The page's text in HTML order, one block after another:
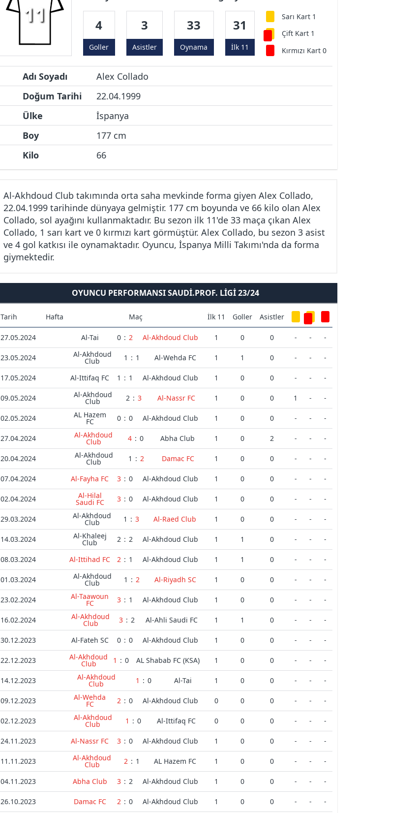
11 4
Goller
3
Asistler
33
Oynama
31
İlk 11
Sarı Kart 1
Çift Kart 1
Kırmızı Kart 0
Adı Soyadı
Alex Collado
Doğum Tarihi
22.04.1999
Ülke
İspanya
Boy
177 cm
Kilo
66
Al-Akhdoud Club takımında orta saha mevkinde forma giyen Alex Collado,
22.04.1999 tarihinde dünyaya gelmiştir. 177 cm boyunda ve 66 kilo olan Alex
Collado, sol ayağını kullanmaktadır. Bu sezon ilk 11'de 33 maça çıkan Alex
Collado, 1 sarı kart ve 0 kırmızı kart görmüştür. Alex Collado, bu sezon 3 asist
ve 4 gol katkısı ile oynamaktadır. Oyuncu, İspanya Milli Takımı'nda da forma
giymektedir.
OYUNCU PERFORMANSI SAUDI.PROF. LIGI 23/24
Tarih Hafta Maç İlk 11 Goller Asistler
27.05.2024 Al-Tai 0 : 2 Al-Akhdoud Club 1 0 0 - - -
23.05.2024 Al-Akhdoud
Club 1 : 1 Al-Wehda FC 1 1 0 - - -
17.05.2024 Al-Ittifaq FC 1 : 1 Al-Akhdoud Club 1 0 0 - - -
09.05.2024 Al-Akhdoud
Club 2 : 3 Al-Nassr FC 1 0 0 1 - -
02.05.2024 AL Hazem
FC 0 : 0 Al-Akhdoud Club 1 0 0 - - -
27.04.2024 Al-Akhdoud
Club 4 : 0 Abha Club 1 0 2 - - -
20.04.2024 Al-Akhdoud
Club 1 : 2 Damac FC 1 0 0 - - -
07.04.2024 Al-Fayha FC 3 : 0 Al-Akhdoud Club 1 0 0 - - -
02.04.2024 Al-Hilal
Saudi FC 3 : 0 Al-Akhdoud Club 1 0 0 - - -
29.03.2024 Al-Akhdoud
Club 1 : 3 Al-Raed Club 1 0 0 - - -
14.03.2024 Al-Khaleej
Club 2 : 2 Al-Akhdoud Club 1 1 0 - - -
08.03.2024 Al-Ittihad FC 2 : 1 Al-Akhdoud Club 1 1 0 - - -
01.03.2024 Al-Akhdoud
Club 1 : 2 Al-Riyadh SC 1 0 0 - - -
23.02.2024 Al-Taawoun
FC 3 : 1 Al-Akhdoud Club 1 0 0 - - -
16.02.2024 Al-Akhdoud
Club 3 : 2 Al-Ahli Saudi FC 1 1 0 - - -
30.12.2023 Al-Fateh SC 0 : 0 Al-Akhdoud Club 1 0 0 - - -
22.12.2023 Al-Akhdoud
Club 1 : 0 AL Shabab FC (KSA) 1 0 0 - - -
14.12.2023 Al-Akhdoud
Club 1 : 0 Al-Tai 1 0 0 - - -
09.12.2023 Al-Wehda
FC 2 : 0 Al-Akhdoud Club 0 0 0 - - -
02.12.2023 Al-Akhdoud
Club 1 : 0 Al-Ittifaq FC 0 0 0 - - -
24.11.2023 Al-Nassr FC 3 : 0 Al-Akhdoud Club 1 0 0 - - -
11.11.2023 Al-Akhdoud
Club 2 : 1 AL Hazem FC 1 0 0 - - -
04.11.2023 Abha Club 3 : 2 Al-Akhdoud Club 1 0 0 - - -
26.10.2023 Damac FC 2 : 0 Al-Akhdoud Club 1 0 0 - - -